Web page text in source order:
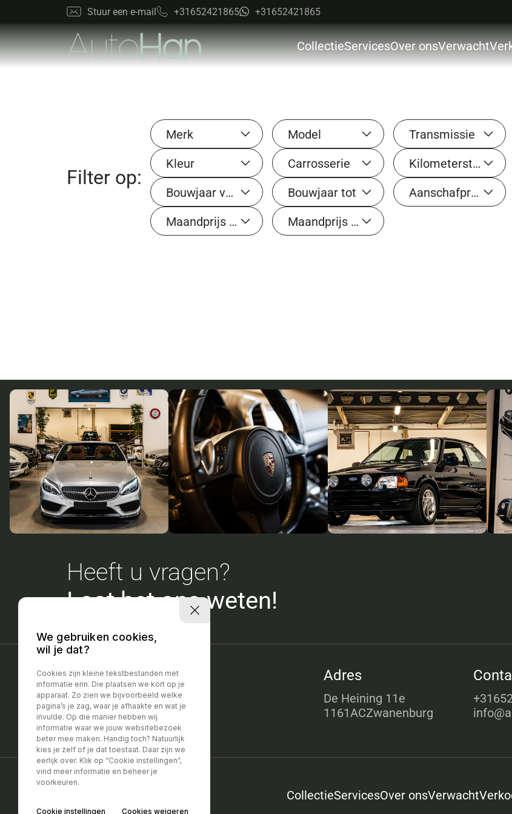
Stuur een e-mail +31652421865 +31652421865
CollectieServicesOver onsVerwacht
Filter op:
Merk Model Transmissie
Kleur
Carrosserie Kilometerstand van
Bouwjaar van
Bouwjaar tot Aanschafprijs van
Maandprijs van
Maandprijs tot
Heeft u vragen?
Laat het ons weten!
Adres
De Heining 11e
1161ACZwanenburg
CollectieServicesOver onsVerwacht
We gebruiken cookies,
wil je dat?
Cookies zijn kleine tekstbestanden met
informatie erin. Die plaatsen we kort op je
apparaat. Zo zien we bijvoorbeeld welke
pagina’s je zag, waar je afhaakte en wat je
invulde. Op die manier hebben wij
informatie waar we jouw websitebezoek
beter mee maken. Handig toch? Natuurlijk
kies je zelf of je dat toestaat. Daar zijn we
eerlijk over. Klik op “Cookie instellingen”,
vind meer informatie en beheer je
voorkeuren.
Cookie instellingen Cookies weigeren